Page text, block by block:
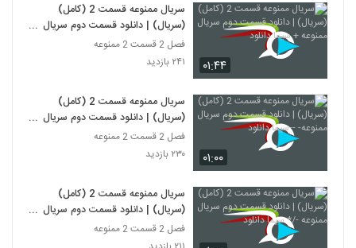
۰۱:۴۴
سریال ممنوعه قسمت 2 (کامل)
(سریال) | دانلود قسمت دوم سریال
ممنوعه + سیما دانلود
فصل 2 قسمت 2 ممنوعه
۲۴۱ بازدید
۰۱:۰۰
سریال ممنوعه قسمت 2 (کامل)
(سریال) | دانلود قسمت دوم سریال
ممنوعه- --سیما دانلود
فصل 2 قسمت 2 ممنوعه
۲۳۰ بازدید
سریال ممنوعه قسمت 2 (کامل)
(سریال) | دانلود قسمت دوم سریال
ممنوعه -/* سیما دانلود
فصل 2 قسمت 2 ممنوعه